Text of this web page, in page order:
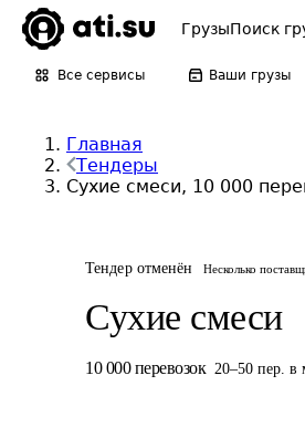
ГрузыПоиск
Все сервисы Ваши грузы
Главная
Тендеры
Сухие смеси, 10 000
Тендер отменён Несколько
Сухие смеси
10 000 перевозок 20–50 пер. в